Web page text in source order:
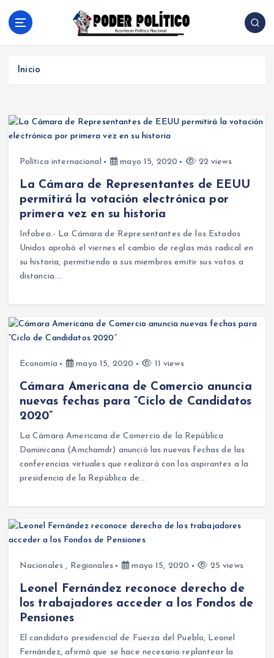
Acontecer Politico Nacional
Inicio
Política internacional mayo 15, 2020 22 views
La Cámara de Representantes de EEUU
permitirá la votación electrónica por
primera vez en su historia
Infobea.- La Cámara de Representantes de los Estados
Unidos aprobó el viernes el cambio de reglas más radical en
su historia, permitiendo a sus miembros emitir sus votos a
distancia.…
Economía mayo 15, 2020 11 views
Cámara Americana de Comercio anuncia
nuevas fechas para “Ciclo de Candidatos
2020”
La Cámara Americana de Comercio de la República
Dominicana (Amchamdr) anunció las nuevas fechas de las
conferencias virtuales que realizará con los aspirantes a la
presidencia de la República de…
Nacionales , Regionales mayo 15, 2020 25 views
Leonel Fernández reconoce derecho de
los trabajadores acceder a los Fondos de
Pensiones
El candidato presidencial de Fuerza del Pueblo, Leonel
Fernández, afirmó que se hace necesario replantear la